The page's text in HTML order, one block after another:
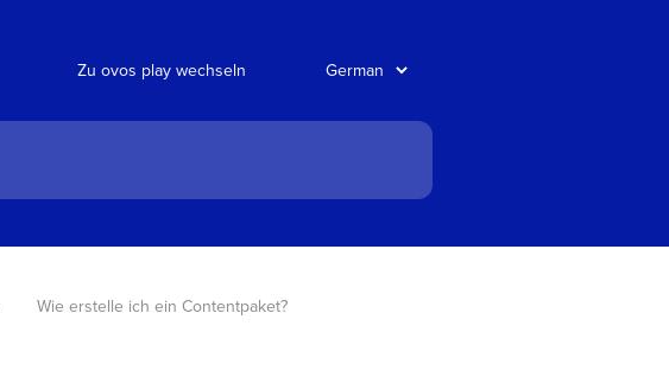
Zu ovos play wechseln
Wie erstelle ich ein Contentpaket?